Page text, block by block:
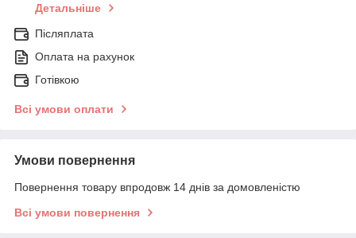
Детальніше
Післяплата
Оплата на рахунок
Готівкою
Всі умови оплати
Умови повернення
Повернення товару впродовж 14 днів за домовленістю
Всі умови повернення